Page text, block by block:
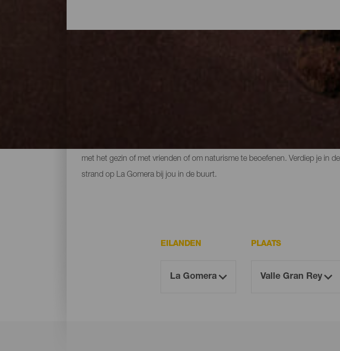
De stranden van La Gomera zijn ongetwijfeld een van de verborgen
van het jaar genieten van een frisse duik en een dagje zon in verscholen
donker vulkaanzand bereikbaar via paden die dwars door de natuur lopen.
met het gezin of met vrienden of om naturisme te beoefenen. Verdiep je in
strand op La Gomera bij jou in de buurt.
EILANDEN PLAATS